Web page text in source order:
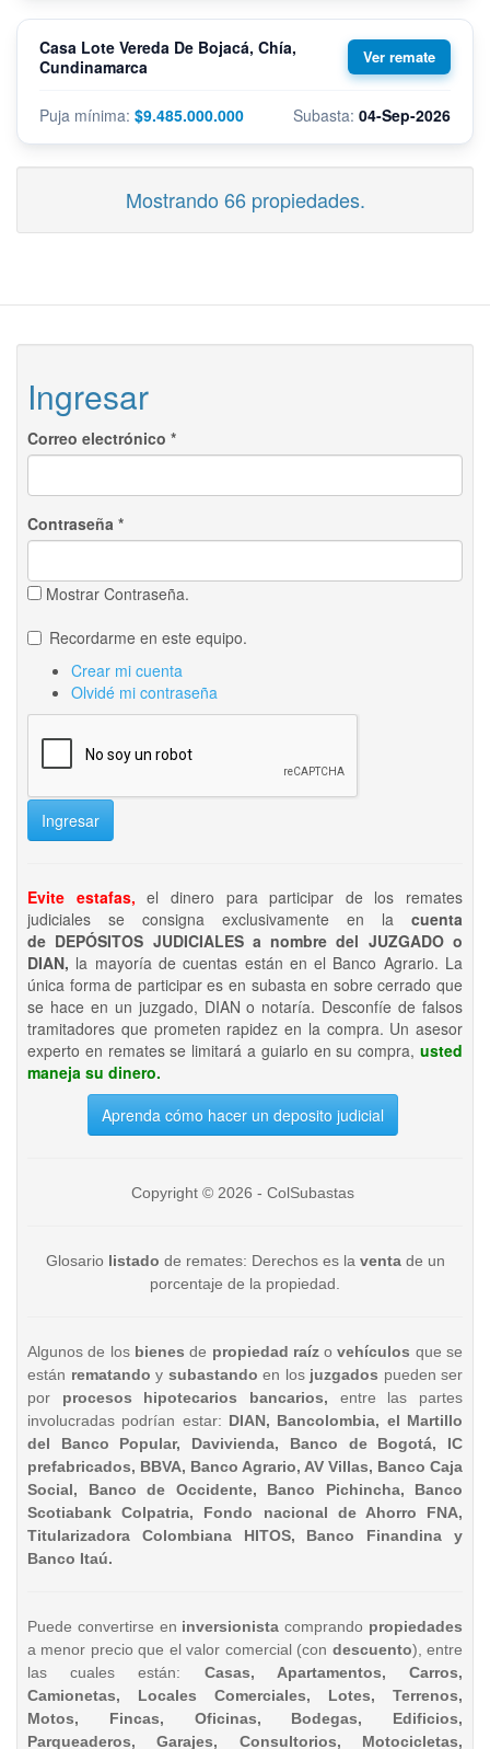
$9.485.000.000
Casa Lote Vereda De Bojacá, Chía,
Cundinamarca
04-Sep-2026
Mostrando 66 propiedades.
Ingresar
Correo electrónico *
Contraseña *
Mostrar Contraseña.
Recordarme en este equipo.
Crear mi cuenta
Olvidé mi contraseña
Ingresar
Evite estafas, el dinero para participar de los remates
judiciales se consigna exclusivamente en la cuenta
de DEPÓSITOS JUDICIALES a nombre del JUZGADO o
DIAN, la mayoría de cuentas están en el Banco Agrario. La
única forma de participar es en subasta en sobre cerrado que
se hace en un juzgado, DIAN o notaría. Desconfíe de falsos
tramitadores que prometen rapidez en la compra. Un asesor
experto en remates se limitará a guiarlo en su compra, usted
maneja su dinero.
Aprenda cómo hacer un deposito judicial
Copyright © 2026 - ColSubastas
Glosario listado de remates: Derechos es la ventade un
porcentaje de la propiedad.
Algunos de los bienesde propiedad raízo vehículos que se
están rematando y subastando en los juzgados pueden ser
por procesos hipotecarios bancarios, entre las partes
involucradas podrían estar: DIAN, Bancolombia, el Martillo
del Banco Popular, Davivienda, Banco de Bogotá, IC
prefabricados, BBVA, Banco Agrario, AV Villas, Banco Caja
Social, Banco de Occidente, Banco Pichincha, Banco
Scotiabank Colpatria, Fondo nacional de Ahorro FNA,
Titularizadora Colombiana HITOS, Banco Finandina y
Banco Itaú.
Puede convertirse en inversionista comprando propiedades
a menor precio que el valor comercial (con descuento), entre
las cuales están: Casas, Apartamentos, Carros,
Camionetas, Locales Comerciales, Lotes, Terrenos,
Motos, Fincas, Oficinas, Bodegas, Edificios,
Parqueaderos, Garajes, Consultorios, Motocicletas,